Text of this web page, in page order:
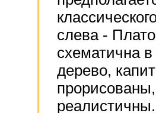
слева -
схематична
дерево,